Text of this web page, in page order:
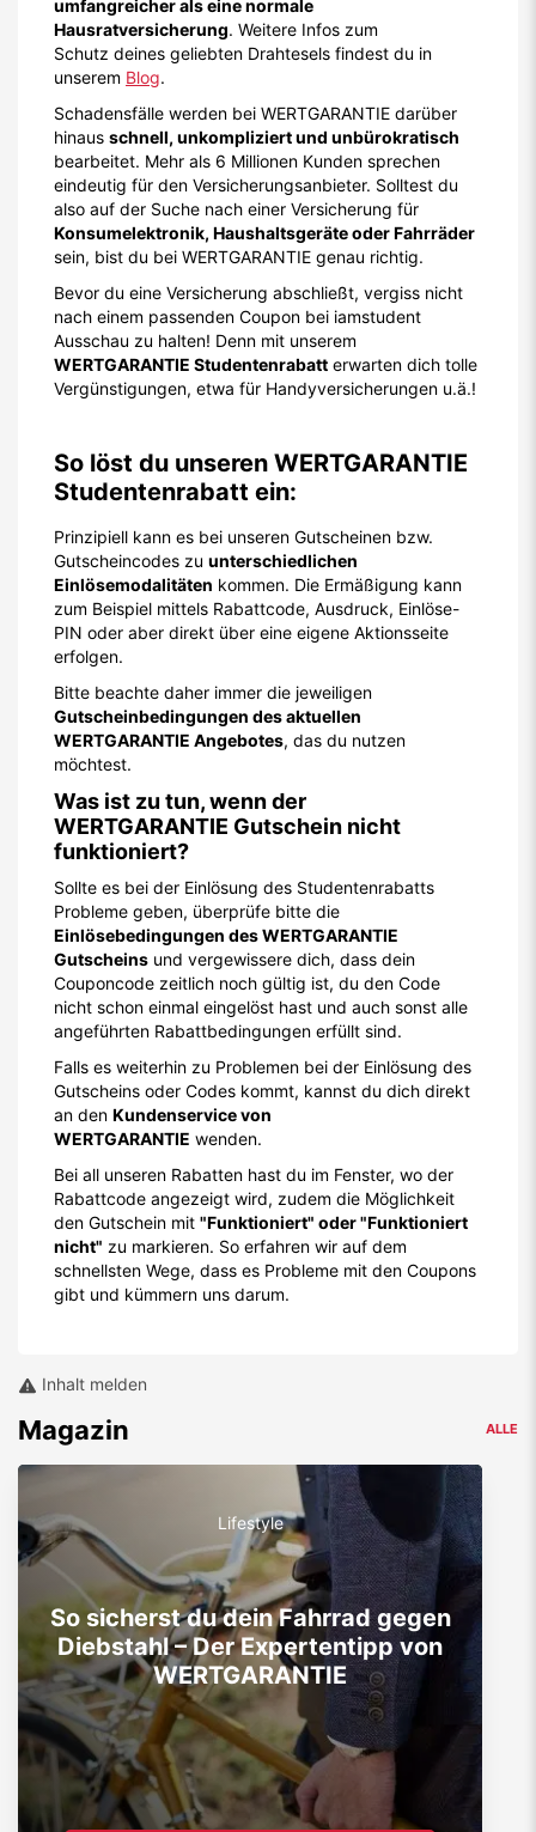
umfangreicher als eine normale
Hausratversicherung. Weitere Infos zum
Schutz deines geliebten Drahtesels findest du in
unserem Blog.
Schadensfälle werden bei WERTGARANTIE darüber
hinaus schnell, unkompliziert und unbürokratisch
bearbeitet. Mehr als 6 Millionen Kunden sprechen
eindeutig für den Versicherungsanbieter. Solltest du
also auf der Suche nach einer Versicherung für
Konsumelektronik, Haushaltsgeräte oder Fahrräder
sein, bist du bei WERTGARANTIE genau richtig.
Bevor du eine Versicherung abschließt, vergiss nicht
nach einem passenden Coupon bei iamstudent
Ausschau zu halten! Denn mit unserem
WERTGARANTIE Studentenrabatt erwarten dich tolle
Vergünstigungen, etwa für Handyversicherungen u.ä.!
So löst du unseren WERTGARANTIE
Studentenrabatt ein:
Prinzipiell kann es bei unseren Gutscheinen bzw.
Gutscheincodes zu unterschiedlichen
Einlösemodalitäten kommen. Die Ermäßigung kann
zum Beispiel mittels Rabattcode, Ausdruck, Einlöse-
PIN oder aber direkt über eine eigene Aktionsseite
erfolgen.
Bitte beachte daher immer die jeweiligen
Gutscheinbedingungen des aktuellen
WERTGARANTIE Angebotes, das du nutzen
möchtest.
Was ist zu tun, wenn der
WERTGARANTIE Gutschein nicht
funktioniert?
Sollte es bei der Einlösung des Studentenrabatts
Probleme geben, überprüfe bitte die
Einlösebedingungen des WERTGARANTIE
Gutscheins und vergewissere dich, dass dein
Couponcode zeitlich noch gültig ist, du den Code
nicht schon einmal eingelöst hast und auch sonst alle
angeführten Rabattbedingungen erfüllt sind.
Falls es weiterhin zu Problemen bei der Einlösung des
Gutscheins oder Codes kommt, kannst du dich direkt
an den Kundenservice von
WERTGARANTIE wenden.
Bei all unseren Rabatten hast du im Fenster, wo der
Rabattcode angezeigt wird, zudem die Möglichkeit
den Gutschein mit "Funktioniert" oder "Funktioniert
nicht" zu markieren. So erfahren wir auf dem
schnellsten Wege, dass es Probleme mit den Coupons
gibt und kümmern uns darum.
Inhalt melden
Magazin ALLE
Lifestyle
So sicherst du dein Fahrrad gegen
Diebstahl – Der Expertentipp von
WERTGARANTIE